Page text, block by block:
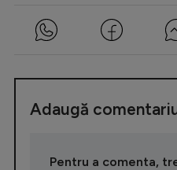
Adaugă
Pentru a comenta,